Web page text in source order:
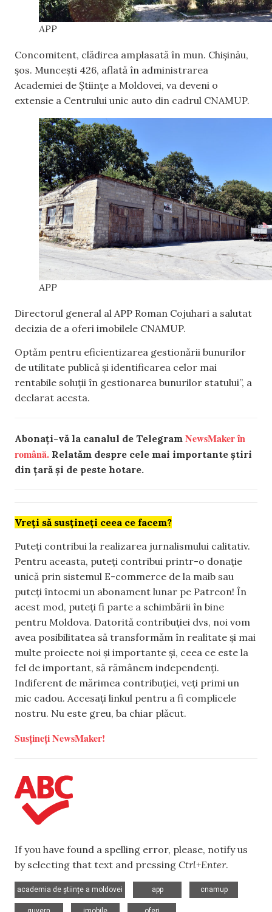
APP
Concomitent, clădirea amplasată în mun. Chișinău,
șos. Muncești 426, aflată în administrarea
Academiei de Științe a Moldovei, va deveni o
extensie a Centrului unic auto din cadrul CNAMUP.
APP
Directorul general al APP Roman Cojuhari a salutat
decizia de a oferi imobilele CNAMUP.
Optăm pentru eficientizarea gestionării bunurilor
de utilitate publică și identificarea celor mai
rentabile soluții în gestionarea bunurilor statului”, a
declarat acesta.
Abonați-vă la canalul de Telegram NewsMaker în
română. Relatăm despre cele mai importante știri
din țară și de peste hotare.
Vreți să susțineți ceea ce facem?
Puteți contribui la realizarea jurnalismului calitativ.
Pentru aceasta, puteți contribui printr-o donație
unică prin sistemul E-commerce de la maib sau
puteți întocmi un abonament lunar pe Patreon! În
acest mod, puteți fi parte a schimbării în bine
pentru Moldova. Datorită contribuției dvs, noi vom
avea posibilitatea să transformăm în realitate și mai
multe proiecte noi și importante și, ceea ce este la
fel de important, să rămânem independenți.
Indiferent de mărimea contribuției, veți primi un
mic cadou. Accesați linkul pentru a fi complicele
nostru. Nu este greu, ba chiar plăcut.
Susțineți NewsMaker!
If you have found a spelling error, please, notify us
by selecting that text and pressing Ctrl+Enter.
academia de științe a moldovei
app
cnamup